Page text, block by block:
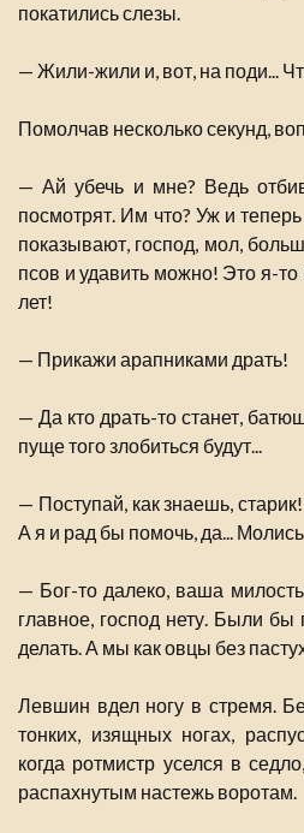
покатились слезы.
— Жили-жили и, вот, на поди...
Помолчав несколько секунд,
— Ай убечь и мне? Ведь
посмотрят. Им что? Уж и
показывают, господ, мол,
псов и удавить можно! Это я-
лет!
— Прикажи арапниками драть!
— Да кто драть-то станет,
пуще того злобиться будут...
— Поступай, как знаешь,
А я и рад бы помочь, да... Молись
— Бог-то далеко, ваша
главное, господ нету. Были
делать. А мы как овцы без
Левшин вдел ногу в стремя.
тонких, изящных ногах,
когда ротмистр уселся в
распахнутым настежь воротам.